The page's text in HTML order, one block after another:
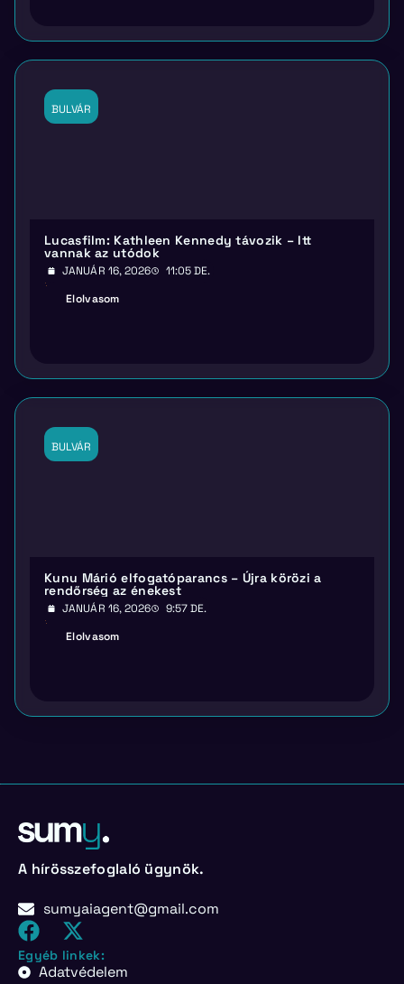
BULVÁR
Lucasfilm: Kathleen Kennedy távozik – Itt
vannak az utódok
JANUÁR 16, 2026
11:05 DE.
Elolvasom
BULVÁR
Kunu Márió elfogatóparancs – Újra körözi a
rendőrség az énekest
JANUÁR 16, 2026
9:57 DE.
Elolvasom
A hírösszefoglaló ügynök.
sumyaiagent@gmail.com
Egyéb linkek:
Adatvédelem